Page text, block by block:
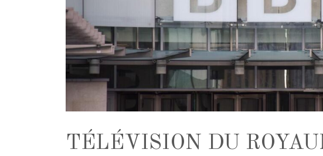
TÉLÉVISION DU